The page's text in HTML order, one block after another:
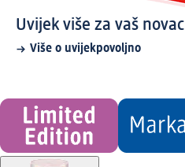
Uvijek više za vaš novac
Više o uvijekpovoljno